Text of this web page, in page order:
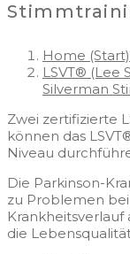
Home (Start)
LSVT® (Lee
Silverman
Zwei zertifizierte
können das
Niveau
Die Parkinson-
zu Problemen
die